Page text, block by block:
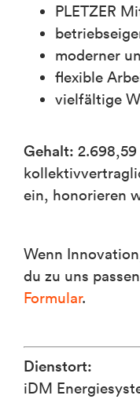
PLETZER
moderner
flexible
vielfältige
Gehalt:
ein, honorieren
Wenn
du zu uns
Formular.
Dienstort:
iDM